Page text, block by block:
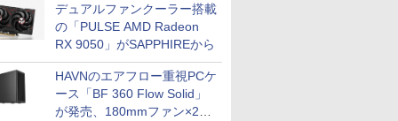
デュアルファンクーラー搭載
の「PULSE AMD Radeon
RX 9050」がSAPPHIREから
HAVNのエアフロー重視PCケ
ース「BF 360 Flow Solid」
が発売、180mmファン×2搭